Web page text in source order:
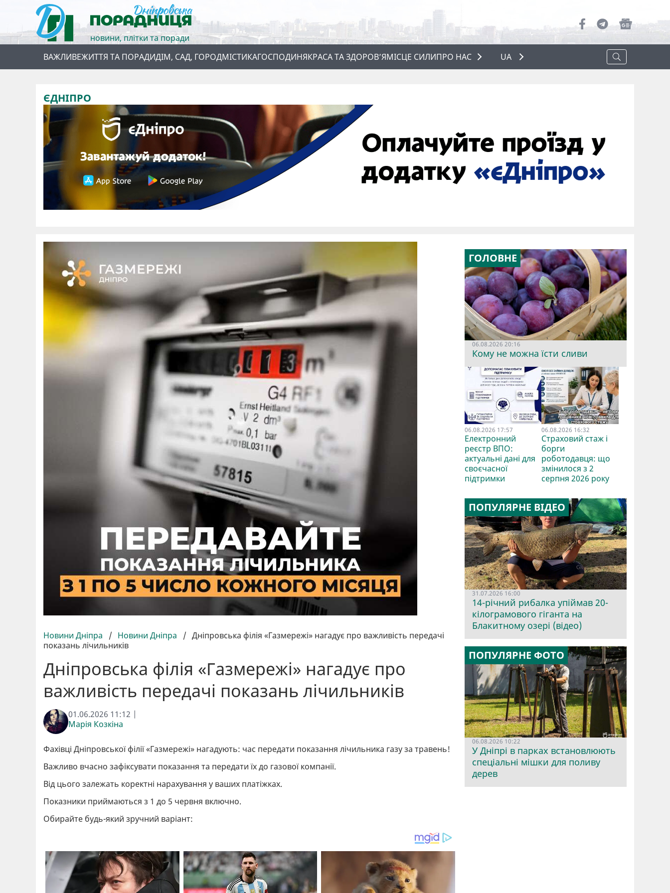
новини, плітки та поради
ВАЖЛИВЕЖИТТЯ ТА ПОРАДИДІМ, САД, ГОРОДМІСТИКАГОСПОДИНЯКРАСА ТА ЗДОРОВ’ЯМІСЦЕ СИЛИПРО НАС
ПРО НАС
UA
ЄДНІПРО
Новини Дніпра / Новини Дніпра / Дніпровська філія «Газмережі» нагадує про важливість передачі
показань лічильників
Дніпровська філія «Газмережі» нагадує про
важливість передачі показань лічильників
01.06.2026 11:12 |
Марія Козкіна
Фахівці Дніпровської філії «Газмережі» нагадують: час передати показання лічильника газу за травень!
Важливо вчасно зафіксувати показання та передати їх до газової компанії.
Від цього залежать коректні нарахування у ваших платіжках.
Показники приймаються з 1 до 5 червня включно.
Обирайте будь-який зручний варіант:
ГОЛОВНЕ
06.08.2026 20:16
Кому не можна їсти сливи
06.08.2026 17:57
Електронний
реєстр ВПО:
актуальні дані для
своєчасної
підтримки
06.08.2026 16:32
Страховий стаж і
борги
роботодавця: що
змінилося з 2
серпня 2026 року
ПОПУЛЯРНЕ ВІДЕО
31.07.2026 16:00
14-річний рибалка упіймав 20-
кілограмового гіганта на
Блакитному озері (відео)
ПОПУЛЯРНЕ ФОТО
06.08.2026 10:22
У Дніпрі в парках встановлюють
спеціальні мішки для поливу
дерев